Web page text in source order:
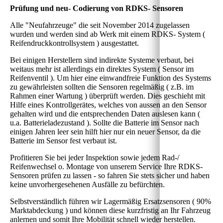
Prüfung und neu- Codierung von RDKS- Sensoren
Alle "Neufahrzeuge" die seit November 2014 zugelassen
wurden und werden sind ab Werk mit einem RDKS- System (
Reifendruckkontrollsystem ) ausgestattet.
Bei einigen Herstellern sind indirekte Systeme verbaut, bei
weitaus mehr ist allerdings ein direktes System ( Sensor im
Reifenventil ). Um hier eine einwandfreie Funktion des Systems
zu gewährleisten sollten die Sensoren regelmäßig ( z.B. im
Rahmen einer Wartung ) überprüft werden. Dies geschieht mit
Hilfe eines Kontrollgerätes, welches von aussen an den Sensor
gehalten wird und die entsprechenden Daten auslesen kann (
u.a. Batterieladezustand ). Sollte die Batterie im Sensor nach
einigen Jahren leer sein hilft hier nur ein neuer Sensor, da die
Batterie im Sensor fest verbaut ist.
Profitieren Sie bei jeder Inspektion sowie jedem Rad-/
Reifenwechsel o. Montage von unserem Service Ihre RDKS-
Sensoren prüfen zu lassen - so fahren Sie stets sicher und haben
keine unvorhergesehenen Ausfälle zu befürchten.
Selbstverständlich führen wir Lagermäßig Ersatzsensoren ( 90%
Marktabdeckung ) und können diese kurzfristig an Ihr Fahrzeug
anlernen und somit Ihre Mobilität schnell wieder herstellen.